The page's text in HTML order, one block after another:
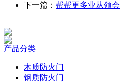
下一篇： 帮帮更多业从领会
产品分类
木质防火门
钢质防火门